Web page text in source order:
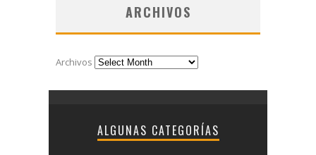
ARCHIVOS
Archivos
ALGUNAS CATEGORÍAS